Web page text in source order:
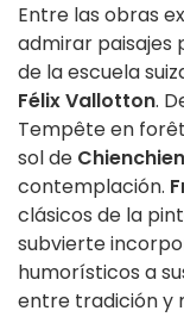
Entre las obras
admirar paisajes
de la escuela
Félix Vallotton.
Tempête en
sol de Chienchien
contemplación.
clásicos de la
subvierte
humorísticos a
entre tradición y